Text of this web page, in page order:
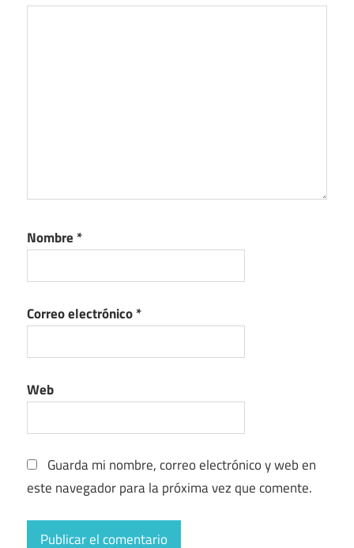
Nombre *
Correo electrónico*
Web
Guarda mi nombre, correo electrónico y web en
este navegador para la próxima vez que comente.